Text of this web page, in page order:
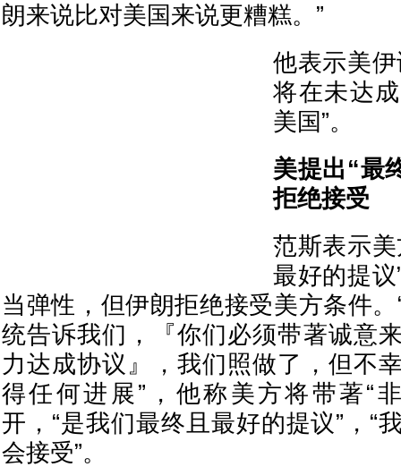
朗来说比对美国来说更糟糕。”
他表示美
将在未达
美国”。
美提出“最
拒绝接受
范斯表示
最好的提
当弹性，但伊朗拒绝接受美方条件
统告诉我们，『你们必须带著诚意
力达成协议』，我们照做了，但不
得任何进展”，他称美方将带著“
开，“是我们最终且最好的提议”，“
会接受”。